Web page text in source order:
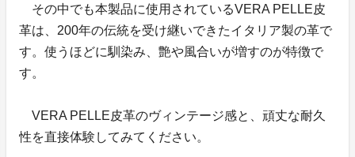
その中でも本製品に使用されているVERA PELLE皮
革は、200年の伝統を受け継いできたイタリア製の革で
す。使うほどに馴染み、艶や風合いが増すのが特徴で
す。
VERA PELLE皮革のヴィンテージ感と、頑丈な耐久
性を直接体験してみてください。